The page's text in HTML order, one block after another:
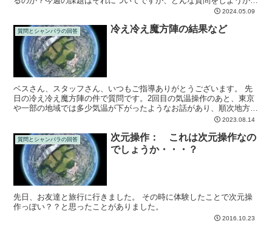
えていました。ほとんどの方はどう質問してよいのやら考え...2024.05.09
質問とシャンバラの回答 冷え冷え魔方陣の結果など
ベスさん、スタッフさん、いつもご指導ありがとうございます。 先
日の冷え冷え魔方陣の件で質問です。2回目の気温操作のあと、東京
や一部の地域では多少気温が下がったようなお話があり、順次地方に
も波及してくると言うことで涼しくなるぞ！と楽しみにして...2023.08.14
質問とシャンバラの回答
次元操作： これは次元操作なの
でしょうか・・・？
先日、お友達と旅行に行きました。 その時に体験したことで次元操
作っぽい？？と思ったことがありました。
2016.10.23